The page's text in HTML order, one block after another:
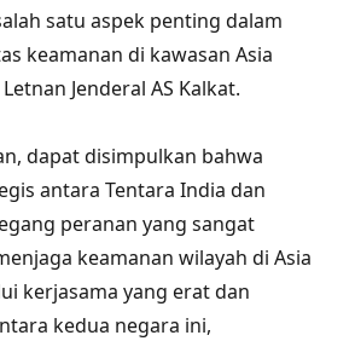
satu aspek penting dalam
keamanan di kawasan Asia
Jenderal AS Kalkat.
dapat disimpulkan bahwa
antara Tentara India dan
peranan yang sangat
keamanan wilayah di Asia
kerjasama yang erat dan
kedua negara ini,